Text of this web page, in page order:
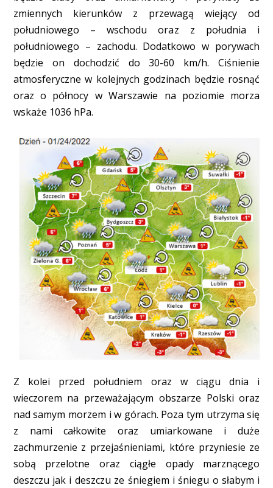
zmiennych kierunków z przewagą wiejący od
południowego – wschodu oraz z południa i
południowego – zachodu. Dodatkowo w porywach
będzie on dochodzić do 30-60 km/h. Ciśnienie
atmosferyczne w kolejnych godzinach będzie rosnąć
oraz o północy w Warszawie na poziomie morza
wskaże 1036 hPa.
Z kolei przed południem oraz w ciągu dnia i
wieczorem na przeważającym obszarze Polski oraz
nad samym morzem i w górach. Poza tym utrzyma się
z nami całkowite oraz umiarkowane i duże
zachmurzenie z przejaśnieniami, które przyniesie ze
sobą przelotne oraz ciągłe opady marznącego
deszczu jak i deszczu ze śniegiem i śniegu o słabym i